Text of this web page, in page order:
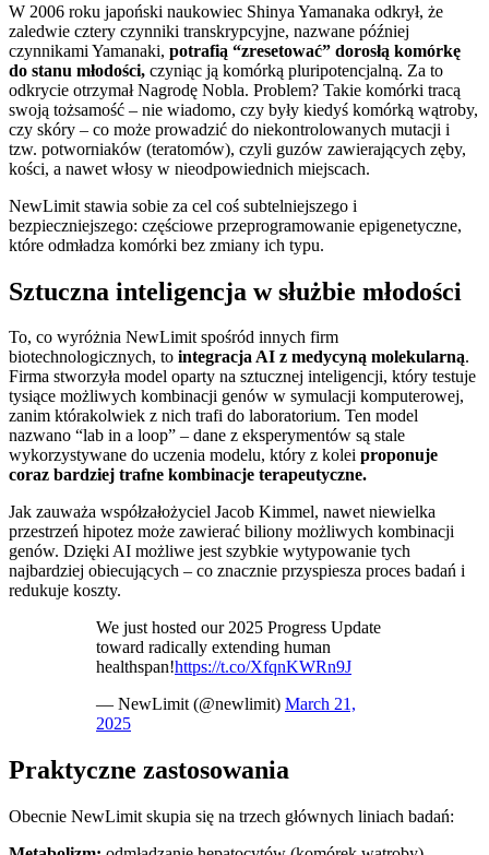
W 2006 roku japoński naukowiec Shinya Yamanaka odkrył, że
zaledwie cztery czynniki transkrypcyjne, nazwane później
czynnikami Yamanaki, potrafią “zresetować” dorosłą komórkę
do stanu młodości, czyniąc ją komórką pluripotencjalną. Za to
odkrycie otrzymał Nagrodę Nobla. Problem? Takie komórki tracą
swoją tożsamość – nie wiadomo, czy były kiedyś komórką wątroby,
czy skóry – co może prowadzić do niekontrolowanych mutacji i
tzw. potworniaków (teratomów), czyli guzów zawierających zęby,
kości, a nawet włosy w nieodpowiednich miejscach.
NewLimit stawia sobie za cel coś subtelniejszego i
bezpieczniejszego: częściowe przeprogramowanie epigenetyczne,
które odmładza komórki bez zmiany ich typu.
Sztuczna inteligencja w służbie młodości
To, co wyróżnia NewLimit spośród innych firm
biotechnologicznych, to integracja AI z medycyną molekularną.
Firma stworzyła model oparty na sztucznej inteligencji, który testuje
tysiące możliwych kombinacji genów w symulacji komputerowej,
zanim którakolwiek z nich trafi do laboratorium. Ten model
nazwano “lab in a loop” – dane z eksperymentów są stale
wykorzystywane do uczenia modelu, który z kolei proponuje
coraz bardziej trafne kombinacje terapeutyczne.
Jak zauważa współzałożyciel Jacob Kimmel, nawet niewielka
przestrzeń hipotez może zawierać biliony możliwych kombinacji
genów. Dzięki AI możliwe jest szybkie wytypowanie tych
najbardziej obiecujących – co znacznie przyspiesza proces badań i
redukuje koszty.
We just hosted our 2025 Progress Update
toward radically extending human
healthspan!https://t.co/XfqnKWRn9J
— NewLimit (@newlimit) March 21,
2025
Praktyczne zastosowania
Obecnie NewLimit skupia się na trzech głównych liniach badań: